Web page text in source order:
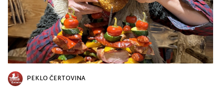
PEKLO ČERTOVINA